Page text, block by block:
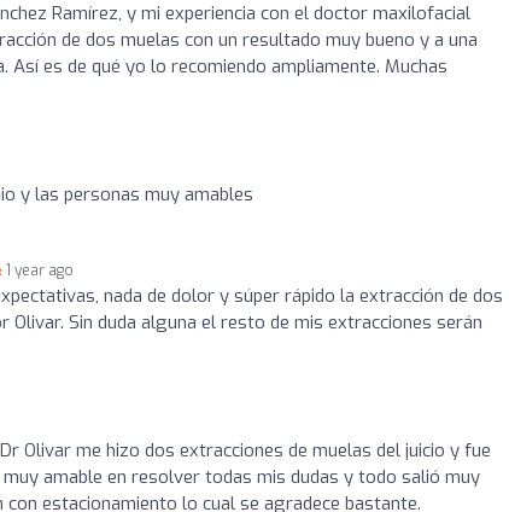
Ramírez, y mi experiencia con el doctor maxilofacial
de dos muelas con un resultado muy bueno y a una
es de qué yo lo recomiendo ampliamente. Muchas
y las personas muy amables
1 year ago
nada de dolor y súper rápido la extracción de dos
Sin duda alguna el resto de mis extracciones serán
Olivar me hizo dos extracciones de muelas del juicio y fue
amable en resolver todas mis dudas y todo salió muy
estacionamiento lo cual se agradece bastante.